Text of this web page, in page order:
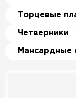
Торцевые
Четверники
Мансардные